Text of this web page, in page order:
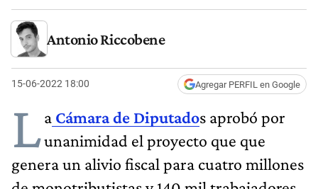
Antonio Riccobene
15-06-2022 18:00 Agregar PERFIL en Google
La Cámara de Diputados aprobó por
unanimidad el proyecto que que
genera un alivio fiscal para cuatro millones